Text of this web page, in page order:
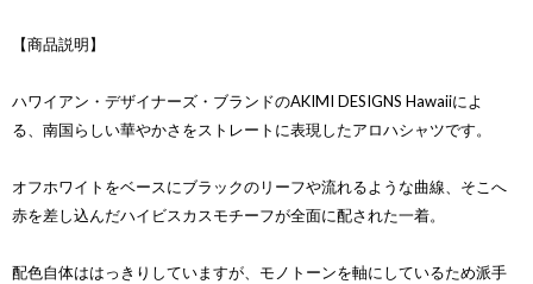
【商品説明】
ハワイアン・デザイナーズ・ブランドのAKIMI DESIGNS Hawaiiによ
る、南国らしい華やかさをストレートに表現したアロハシャツです。
オフホワイトをベースにブラックのリーフや流れるような曲線、そこへ
赤を差し込んだハイビスカスモチーフが全面に配された一着。
配色自体ははっきりしていますが、モノトーンを軸にしているため派手